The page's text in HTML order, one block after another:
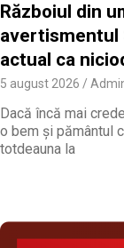
Războiul din
avertismentul
actual ca
5 august 2026
Dacă încă mai
o bem și pământul
totdeauna la